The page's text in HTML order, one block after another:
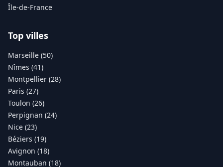
Île-de-France
Top villes
Marseille (50)
Nîmes (41)
Montpellier (28)
Paris (27)
Toulon (26)
Perpignan (24)
Nice (23)
Béziers (19)
Avignon (18)
Montauban (18)